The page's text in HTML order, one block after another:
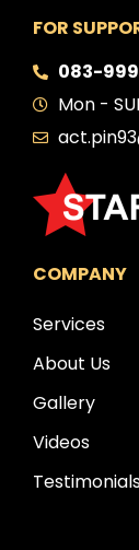
FOR
083-
Mon -
COMPANY
Services
About Us
Gallery
Videos